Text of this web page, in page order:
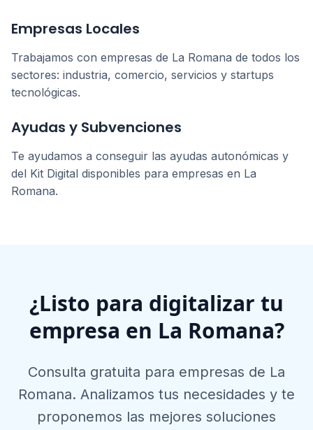
Empresas Locales
Trabajamos con empresas de La Romana de todos los
sectores: industria, comercio, servicios y startups
tecnológicas.
Ayudas y Subvenciones
Te ayudamos a conseguir las ayudas autonómicas y
del Kit Digital disponibles para empresas en La
Romana.
¿Listo para digitalizar tu
empresa en La Romana?
Consulta gratuita para empresas de La
Romana. Analizamos tus necesidades y te
proponemos las mejores soluciones